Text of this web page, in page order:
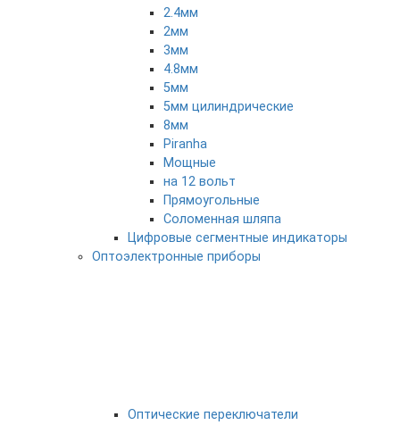
2.4мм
2мм
3мм
4.8мм
5мм
5мм цилиндрические
8мм
Piranha
Мощные
на 12 вольт
Прямоугольные
Соломенная шляпа
Цифровые сегментные индикаторы
Оптоэлектронные приборы
Оптические переключатели